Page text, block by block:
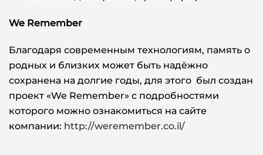
We Remember
Благодаря современным технологиям, память о
родных и близких может быть надёжно
сохранена на долгие годы, для этого был создан
проект «We Remember» с подробностями
которого можно ознакомиться на сайте
компании: http://weremember.co.il/